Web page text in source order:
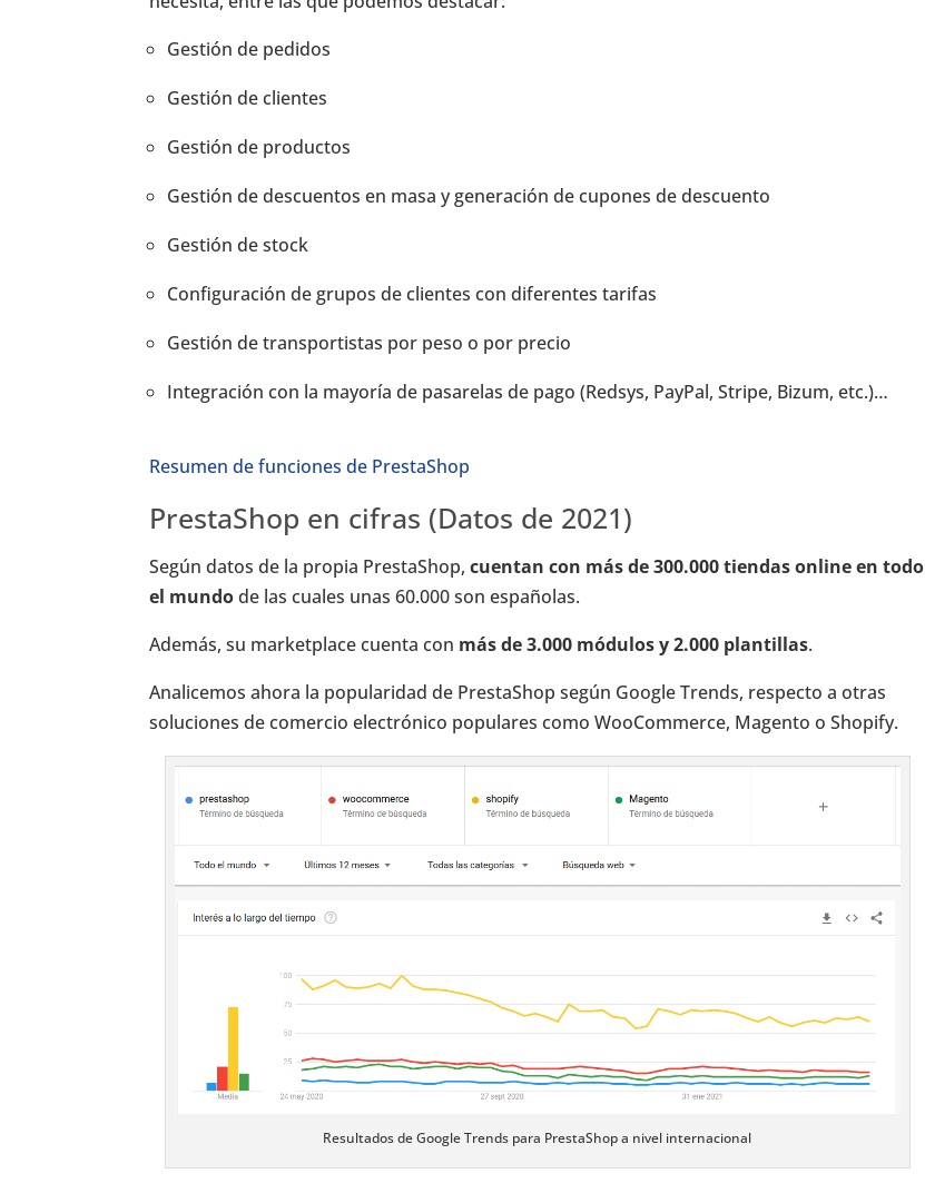
Gestión de pedidos
Gestión de clientes
Gestión de productos
Gestión de descuentos en masa y generación de cupones de descuento
Gestión de stock
Configuración de grupos de clientes con diferentes tarifas
Gestión de transportistas por peso o por precio
Integración con la mayoría de pasarelas de pago (Redsys, PayPal, Stripe, Bizum, etc.)…
Resumen de funciones de PrestaShop
PrestaShop en cifras (Datos de 2021)
Según datos de la propia PrestaShop,cuentan con más de 300.000 tiendas online en todo
el mundode las cuales unas 60.000 son españolas.
Además, su marketplace cuenta con más de 3.000 módulos y 2.000 plantillas.
Analicemos ahora la popularidad de PrestaShop según Google Trends, respecto a otras
soluciones de comercio electrónico populares como WooCommerce, Magento o Shopify.
Resultados de Google Trends para PrestaShop a nivel internacional